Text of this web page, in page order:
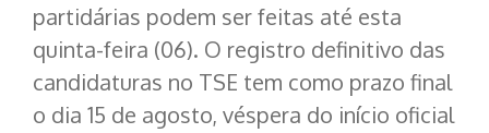
partidárias podem ser feitas até esta
quinta-feira (06). O registro definitivo das
candidaturas no TSE tem como prazo final
o dia 15 de agosto, véspera do início oficial